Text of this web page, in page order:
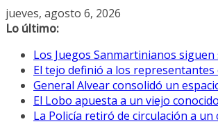
Saltar
al
jueves, agosto 6, 2026
Lo último:
Los Juegos Sanmartinianos
El tejo definió a los
General Alvear consolidó un
El Lobo apuesta a un viejo
La Policía retiró de circulación a